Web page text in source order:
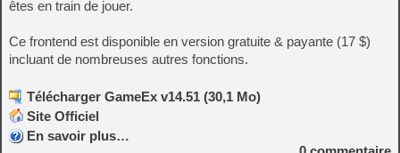
êtes en train de jouer.
Ce frontend est disponible en version gratuite & payante (17 $)
incluant de nombreuses autres fonctions.
Télécharger GameEx v14.51 (30,1 Mo)
Site Officiel
En savoir plus…